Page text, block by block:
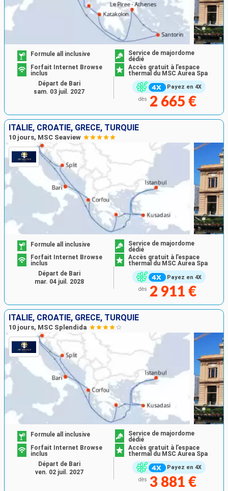
Payez en 4X
Formule all inclusive
Service de majordome
dédié
Forfait Internet Browse
inclus
Accès gratuit à l’espace
thermal du MSC Aurea Spa
dès 2 665 €
Départ de Bari
sam. 03 juil. 2027
ITALIE, CROATIE, GRÈCE, TURQUIE
10 jours, MSC Seaview
Payez en 4X
Formule all inclusive
Service de majordome
dédié
Forfait Internet Browse
inclus
Accès gratuit à l’espace
thermal du MSC Aurea Spa
dès 2 911 €
Départ de Bari
mar. 04 juil. 2028
ITALIE, CROATIE, GRÈCE, TURQUIE
10 jours, MSC Splendida
Payez en 4X
Formule all inclusive
Service de majordome
dédié
Forfait Internet Browse
inclus
Accès gratuit à l’espace
thermal du MSC Aurea Spa
dès 3 881 €
Départ de Bari
ven. 02 juil. 2027